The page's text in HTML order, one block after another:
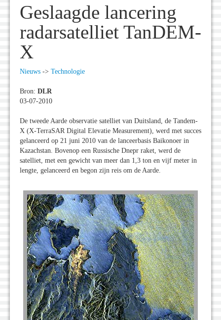
Geslaagde lancering
radarsatelliet TanDEM-
X
Nieuws -> Technologie
Bron: DLR
03-07-2010
De tweede Aarde observatie satelliet van Duitsland, de Tandem-
X (X-TerraSAR Digital Elevatie Measurement), werd met succes
gelanceerd op 21 juni 2010 van de lanceerbasis Baikonoer in
Kazachstan. Bovenop een Russische Dnepr raket, werd de
satelliet, met een gewicht van meer dan 1,3 ton en vijf meter in
lengte, gelanceerd en begon zijn reis om de Aarde.